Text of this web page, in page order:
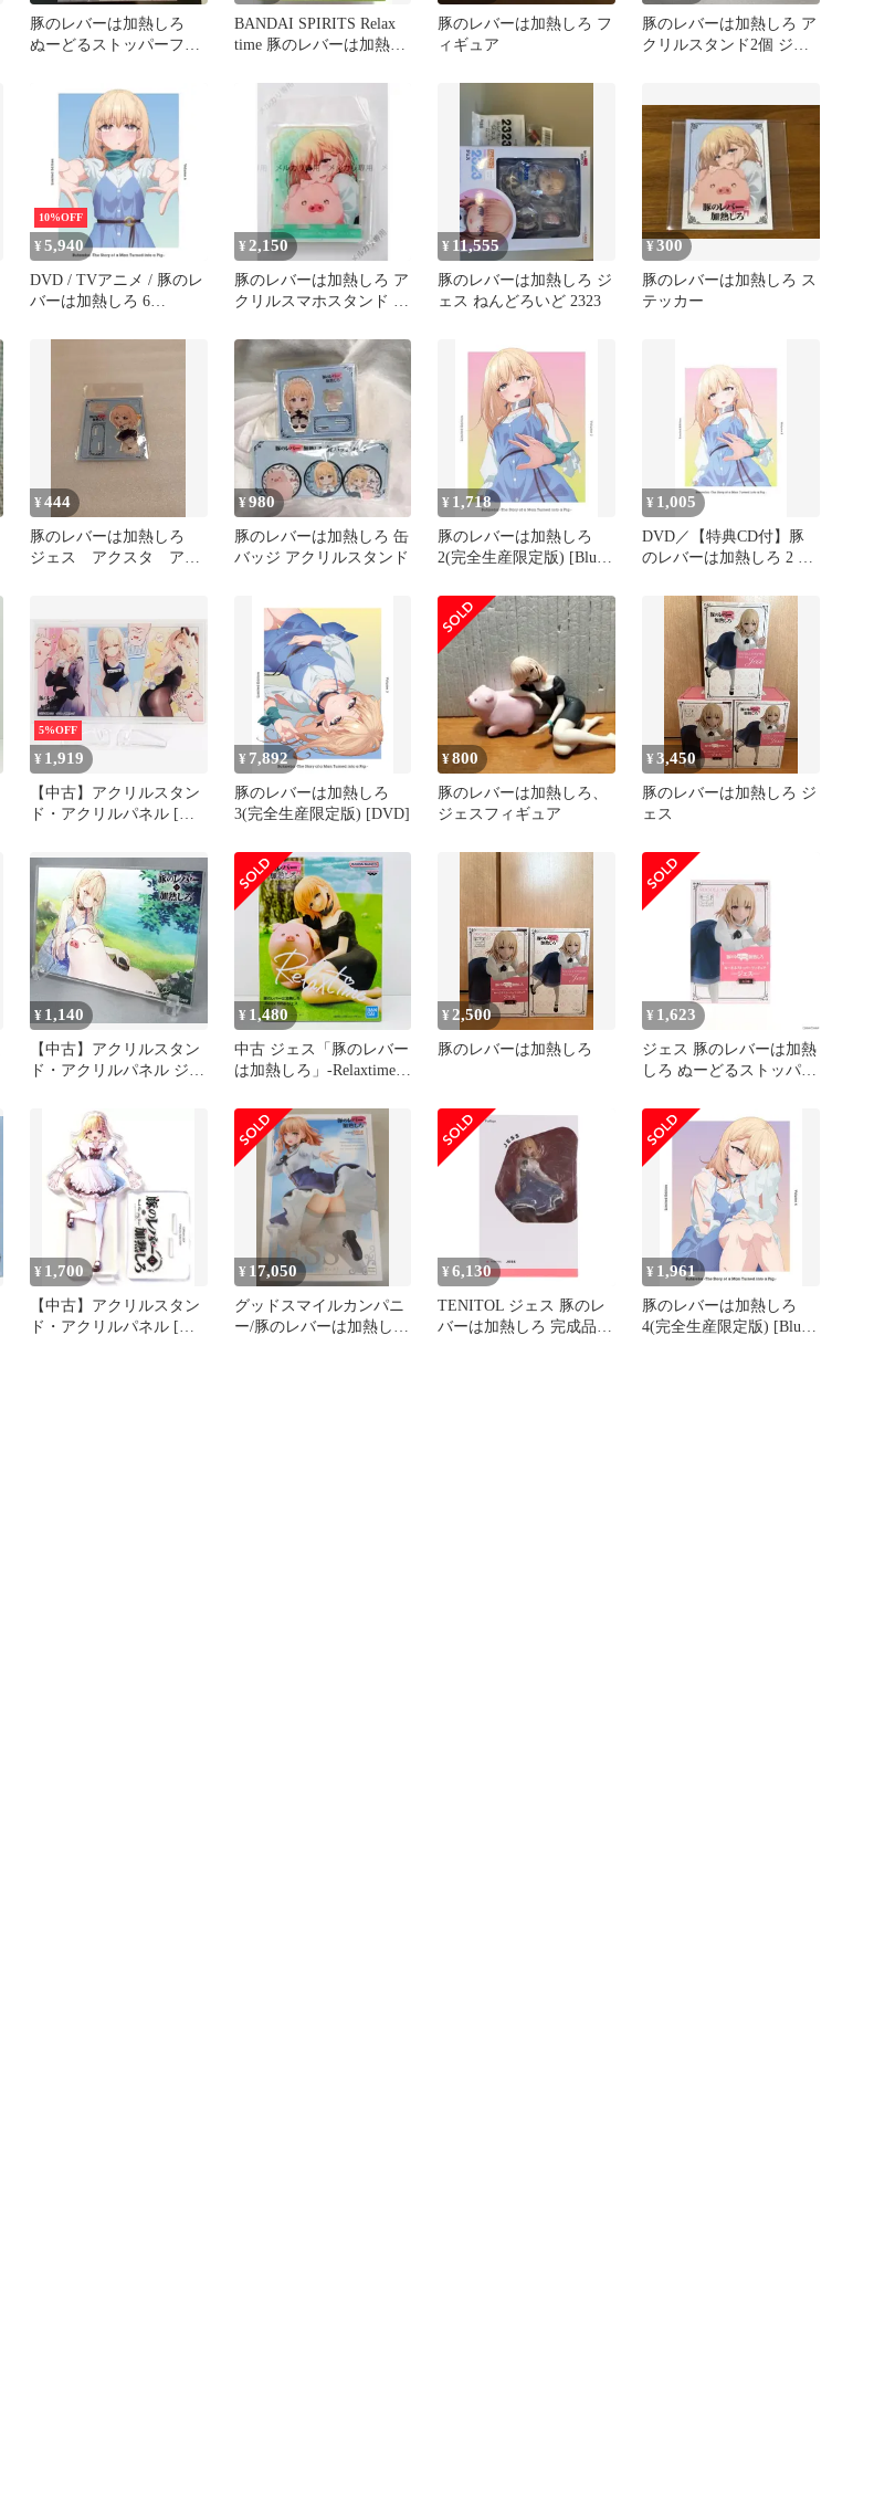
豚のレバーは加熱しろ
ぬーどるストッパーフィ
BANDAI SPIRITS Relax
time 豚のレバーは加熱し
豚のレバーは加熱しろ フ
ィギュア
豚のレバーは加熱しろ ア
クリルスタンド2個 ジェ
10%OFF
¥ 5,940
DVD / TVアニメ / 豚のレ
バーは加熱しろ 6
¥ 2,150
豚のレバーは加熱しろ ア
クリルスマホスタンド ジ
¥ 11,555
豚のレバーは加熱しろ ジ
ェス ねんどろいど 2323
¥300
豚のレバーは加熱しろ ス
テッカー
¥444
豚のレバーは加熱しろ
ジェス アクスタ アク
¥980
豚のレバーは加熱しろ 缶
バッジ アクリルスタンド
¥ 1,718
豚のレバーは加熱しろ
2(完全生産限定版) [Blu-
¥ 1,005
DVD／【特典CD付】豚
のレバーは加熱しろ 2 完
5%OFF
¥ 1,919
【中古】アクリルスタン
ド・アクリルパネル [単
プレート 「ライトノベル
豚のレバーは加熱しろ 第
6巻 アクリルプレート付
きセット」 同梱特典
¥ 7,892
豚のレバーは加熱しろ
3(完全生産限定版) [DVD]
¥800
豚のレバーは加熱しろ、
ジェスフィギュア
¥3,450
豚のレバーは加熱しろ ジ
ェス
¥ 1,140
【中古】アクリルスタン
ド・アクリルパネル ジェ
「豚のレバーは加熱し
ろ」 KADOKAWA ライト
ノベルEXPO 2020(らのす
ぽ!)グッズ
¥ 1,480
中古 ジェス「豚のレバー
は加熱しろ」-Relaxtime-
¥ 2,500
豚のレバーは加熱しろ
¥ 1,623
ジェス 豚のレバーは加熱
しろ ぬーどるストッパー
イズ(AMU-PRZ16147) フ
リュー
¥ 1,700
【中古】アクリルスタン
ド・アクリルパネル [単
¥ 17,050
グッドスマイルカンパニ
ー/豚のレバーは加熱しろ
¥ 6,130
TENITOL ジェス 豚のレ
バーは加熱しろ 完成品
¥ 1,961
豚のレバーは加熱しろ
4(完全生産限定版) [Blu-